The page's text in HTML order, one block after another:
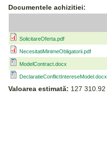
Documentele achizitiei:
SolicitareOferta.pdf
NecesitatiMinimeObligatorii.pdf
ModelContract.docx
DeclaratieConflictIntereseModel.docx
Valoarea estimată: 127 310.92